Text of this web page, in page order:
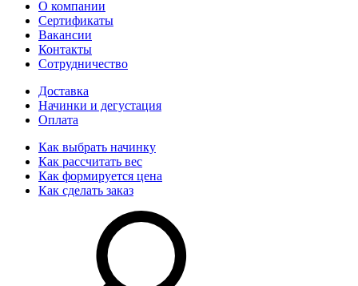
О компании
Сертификаты
Вакансии
Контакты
Сотрудничество
Доставка
Начинки и дегустация
Оплата
Как выбрать начинку
Как рассчитать вес
Как формируется цена
Как сделать заказ